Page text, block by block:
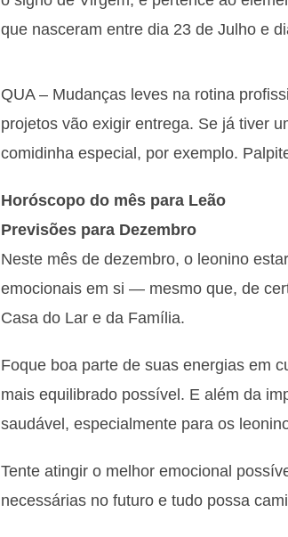
que nasceram entre dia 23 de Julho e
QUA – Mudanças leves na rotina
projetos vão exigir entrega. Se já tiver
comidinha especial, por exemplo.
Horóscopo do mês para Leão
Previsões para Dezembro
Neste mês de dezembro, o leonino
emocionais em si — mesmo que, de
Casa do Lar e da Família.
Foque boa parte de suas energias em
mais equilibrado possível. E além da
saudável, especialmente para os
Tente atingir o melhor emocional
necessárias no futuro e tudo possa